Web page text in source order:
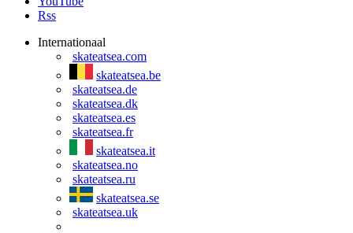
Rss
Internationaal
skateatsea.com
skateatsea.be
skateatsea.de
skateatsea.dk
skateatsea.es
skateatsea.fr
skateatsea.it
skateatsea.no
skateatsea.ru
skateatsea.se
skateatsea.uk